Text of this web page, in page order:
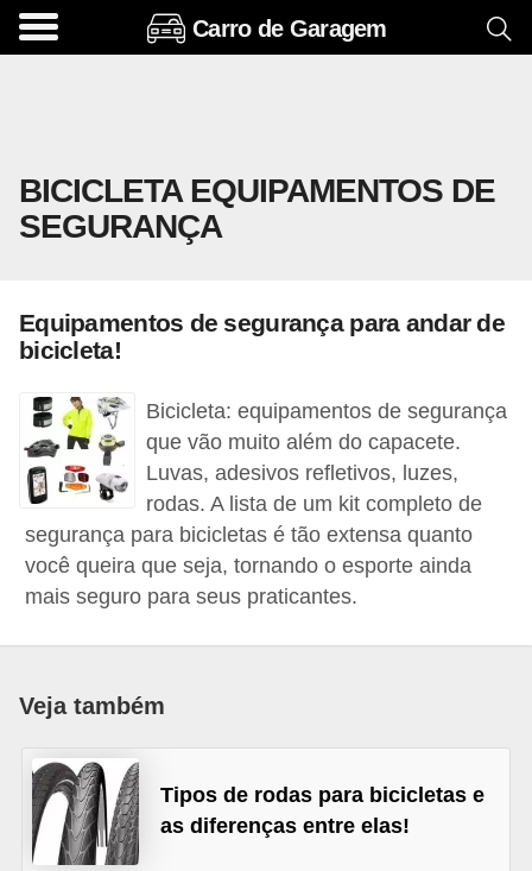
Carro de Garagem
BICICLETA EQUIPAMENTOS DE
SEGURANÇA
Equipamentos de segurança para andar de
bicicleta!
Bicicleta: equipamentos de segurança
que vão muito além do capacete.
Luvas, adesivos refletivos, luzes,
rodas. A lista de um kit completo de
segurança para bicicletas é tão extensa quanto
você queira que seja, tornando o esporte ainda
mais seguro para seus praticantes.
Veja também
Tipos de rodas para bicicletas e
as diferenças entre elas!
A
s
ó
o
e
o
p
i
o
i
s
A
u